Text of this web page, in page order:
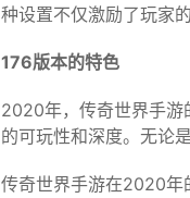
种设置不仅激励了玩家
176版本的特色
2020年，传奇世界手游
的可玩性和深度。无论
传奇世界手游在2020年